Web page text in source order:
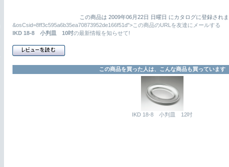
この商品は 2009年06月22日 日曜日 にカタログに登録され
&osCsid=8ff3c595a6b35ea70873952de166f51d">この商品のURLを友達にメールする
IKD 18-8 小判皿 10吋の最新情報を知らせて!
この商品を買った人は、こんな商品も買っています
IKD 18-8 小判皿 12吋